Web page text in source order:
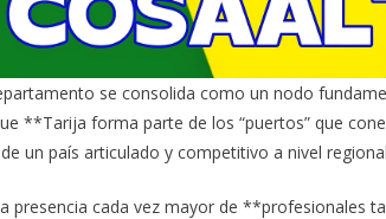
se consolida como un nodo
**Tarija forma parte de los “puertos” que
un país articulado y competitivo a nivel
presencia cada vez mayor de **profesionales